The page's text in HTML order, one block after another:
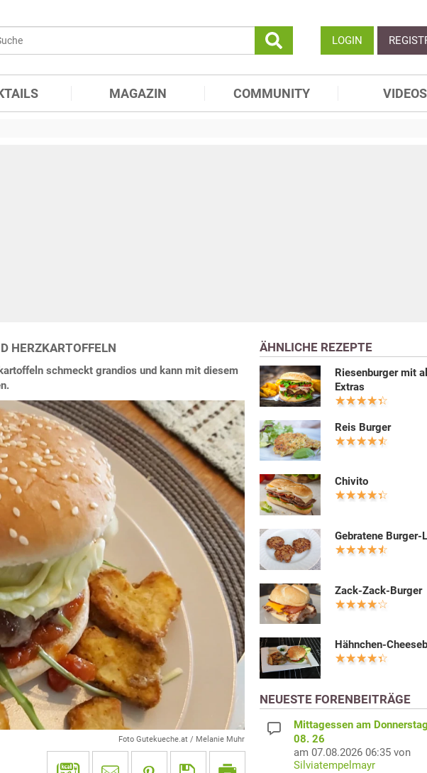
LOGIN
MAGAZIN COMMUNITY VIDEOS
HERZKARTOFFELN
schmeckt grandios und kann mit diesem
Foto Gutekueche.at / Melanie Muhr
ÄHNLICHE REZEPTE
Riesenburger mit
Extras
Reis Burger
Chivito
Gebratene Burger-
Zack-Zack-Burger
Hähnchen-
NEUESTE FORENBEITRÄGE
Mittagessen am
08. 26
am 07.08.2026 06:35 von
Silviatempelmayr